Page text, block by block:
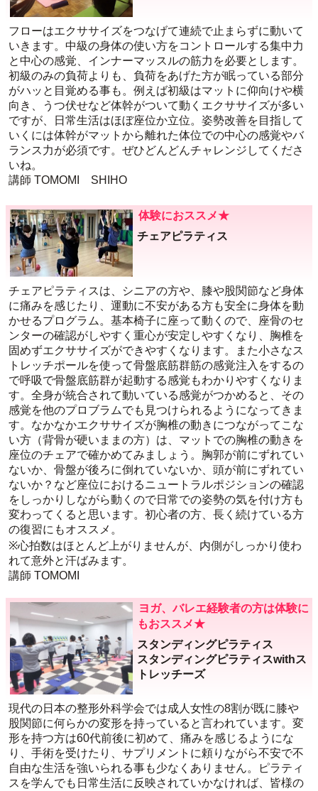
フローはエクササイズをつなげて連続で止まらずに動いて
いきます。中級の身体の使い方をコントロールする集中力
と中心の感覚、インナーマッスルの筋力を必要とします。
初級のみの負荷よりも、負荷をあげた方が眠っている部分
がハッと目覚める事も。例えば初級はマットに仰向けや横
向き、うつ伏せなど体幹がついて動くエクササイズが多い
ですが、日常生活はほぼ座位か立位。姿勢改善を目指して
いくには体幹がマットから離れた体位での中心の感覚やバ
ランス力が必須です。ぜひどんどんチャレンジしてくださ
いね。
講師 TOMOMI SHIHO
体験におススメ★
チェアピラティス
チェアピラティスは、シニアの方や、膝や股関節など身体
に痛みを感じたり、運動に不安がある方も安全に身体を動
かせるプログラム。基本椅子に座って動くので、座骨のセ
ンターの確認がしやすく重心が安定しやすくなり、胸椎を
固めずエクササイズができやすくなります。また小さなス
トレッチポールを使って骨盤底筋群筋の感覚注入をするの
で呼吸で骨盤底筋群が起動する感覚もわかりやすくなりま
す。全身が統合されて動いている感覚がつかめると、その
感覚を他のプロブラムでも見つけられるようになってきま
す。なかなかエクササイズが胸椎の動きにつながってこな
い方（背骨が硬いままの方）は、マットでの胸椎の動きを
座位のチェアで確かめてみましょう。胸郭が前にずれてい
ないか、骨盤が後ろに倒れていないか、頭が前にずれてい
ないか？など座位におけるニュートラルポジションの確認
をしっかりしながら動くので日常での姿勢の気を付け方も
変わってくると思います。初心者の方、長く続けている方
の復習にもオススメ。
※心拍数はほとんど上がりませんが、内側がしっかり使わ
れて意外と汗ばみます。
講師 TOMOMI
ヨガ、バレエ経験者の方は体験に
もおススメ★
スタンディングピラティス
スタンディングピラティスwithス
トレッチーズ
現代の日本の整形外科学会では成人女性の8割が既に膝や
股関節に何らかの変形を持っていると言われています。変
形を持つ方は60代前後に初めて、痛みを感じるようにな
り、手術を受けたり、サプリメントに頼りながら不安で不
自由な生活を強いられる事も少なくありません。ピラティ
スを学んでも日常生活に反映されていかなければ、皆様の